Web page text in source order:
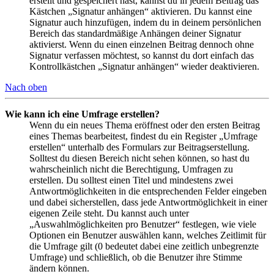
Kästchen „Signatur anhängen“ aktivieren. Du kannst eine
Signatur auch hinzufügen, indem du in deinem persönlichen
Bereich das standardmäßige Anhängen deiner Signatur
aktivierst. Wenn du einen einzelnen Beitrag dennoch ohne
Signatur verfassen möchtest, so kannst du dort einfach das
Kontrollkästchen „Signatur anhängen“ wieder deaktivieren.
Nach oben
Wie kann ich eine Umfrage erstellen?
Wenn du ein neues Thema eröffnest oder den ersten Beitrag
eines Themas bearbeitest, findest du ein Register „Umfrage
erstellen“ unterhalb des Formulars zur Beitragserstellung.
Solltest du diesen Bereich nicht sehen können, so hast du
wahrscheinlich nicht die Berechtigung, Umfragen zu
erstellen. Du solltest einen Titel und mindestens zwei
Antwortmöglichkeiten in die entsprechenden Felder eingeben
und dabei sicherstellen, dass jede Antwortmöglichkeit in einer
eigenen Zeile steht. Du kannst auch unter
„Auswahlmöglichkeiten pro Benutzer“ festlegen, wie viele
Optionen ein Benutzer auswählen kann, welches Zeitlimit für
die Umfrage gilt (0 bedeutet dabei eine zeitlich unbegrenzte
Umfrage) und schließlich, ob die Benutzer ihre Stimme
ändern können.